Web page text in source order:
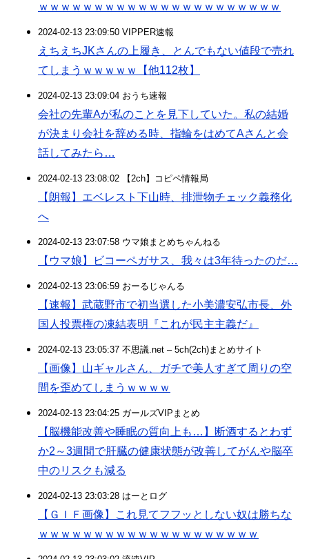
ｗｗｗｗｗｗｗｗｗｗｗｗｗｗｗｗｗｗｗｗｗｗ
2024-02-13 23:09:50 VIPPER速報
えちえちJKさんの上履き、とんでもない値段で売れ
てしまうｗｗｗｗｗ【他112枚】
2024-02-13 23:09:04 おうち速報
会社の先輩Aが私のことを見下していた。私の結婚
が決まり会社を辞める時、指輪をはめてAさんと会
話してみたら…
2024-02-13 23:08:02 【2ch】コピペ情報局
【朗報】エベレスト下山時、排泄物チェック義務化
へ
2024-02-13 23:07:58 ウマ娘まとめちゃんねる
【ウマ娘】ビコーペガサス、我々は3年待ったのだ…
2024-02-13 23:06:59 おーるじゃんる
【速報】武蔵野市で初当選した小美濃安弘市長、外
国人投票権の凍結表明『これが民主主義だ』
2024-02-13 23:05:37 不思議.net – 5ch(2ch)まとめサイト
【画像】山ギャルさん、ガチで美人すぎて周りの空
間を歪めてしまうｗｗｗｗ
2024-02-13 23:04:25 ガールズVIPまとめ
【脳機能改善や睡眠の質向上も…】断酒するとわず
か2～3週間で肝臓の健康状態が改善してがんや脳卒
中のリスクも減る
2024-02-13 23:03:28 はーとログ
【ＧＩＦ画像】これ見てフフッとしない奴は勝ちな
ｗｗｗｗｗｗｗｗｗｗｗｗｗｗｗｗｗｗｗｗ